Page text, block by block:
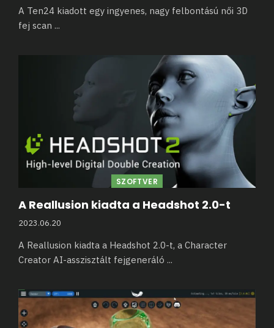
A Ten24 kiadott egy ingyenes, nagy felbontású női 3D
fej scan ...
SZOFTVER
A Reallusion kiadta a Headshot 2.0-t
2023.06.20
A Reallusion kiadta a Headshot 2.0-t, a Character
Creator AI-asszisztált fejgeneráló ...